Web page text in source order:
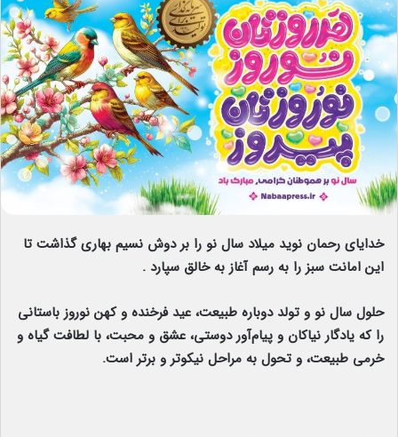
خدایای رحمان نوید میلاد سال نو را بر دوش نسیم بهاری گذاشت تا
این امانت سبز را به رسم آغاز به خالق سپارد .
حلول سال نو و تولد دوباره طبیعت، عید فرخنده و کهن نوروز باستانی
را که یادگار نیاکان و پیام‌آور دوستی، عشق و محبت، با لطافت گیاه و
خرمی طبیعت، و تحول به مراحل نیکوتر و برتر است.